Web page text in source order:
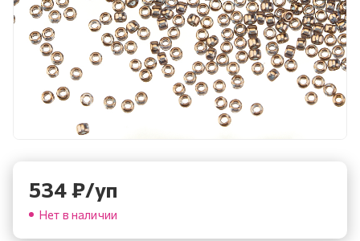
534₽/уп
Нет в наличии